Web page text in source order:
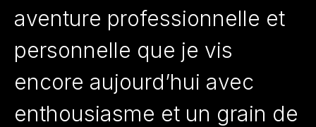
aventure professionnelle et
personnelle que je vis
encore aujourd’hui avec
enthousiasme et un grain de